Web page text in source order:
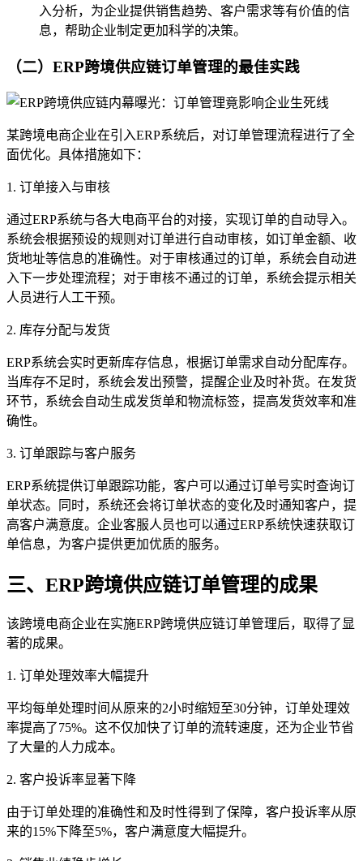
入分析，为企业提供销售趋势、客户需求等有价值的信
息，帮助企业制定更加科学的决策。
（二）ERP跨境供应链订单管理的最佳实践
某跨境电商企业在引入ERP系统后，对订单管理流程进行了全
面优化。具体措施如下：
1. 订单接入与审核
通过ERP系统与各大电商平台的对接，实现订单的自动导入。
系统会根据预设的规则对订单进行自动审核，如订单金额、收
货地址等信息的准确性。对于审核通过的订单，系统会自动进
入下一步处理流程；对于审核不通过的订单，系统会提示相关
人员进行人工干预。
2. 库存分配与发货
ERP系统会实时更新库存信息，根据订单需求自动分配库存。
当库存不足时，系统会发出预警，提醒企业及时补货。在发货
环节，系统会自动生成发货单和物流标签，提高发货效率和准
确性。
3. 订单跟踪与客户服务
ERP系统提供订单跟踪功能，客户可以通过订单号实时查询订
单状态。同时，系统还会将订单状态的变化及时通知客户，提
高客户满意度。企业客服人员也可以通过ERP系统快速获取订
单信息，为客户提供更加优质的服务。
三、ERP跨境供应链订单管理的成果
该跨境电商企业在实施ERP跨境供应链订单管理后，取得了显
著的成果。
1. 订单处理效率大幅提升
平均每单处理时间从原来的2小时缩短至30分钟，订单处理效
率提高了75%。这不仅加快了订单的流转速度，还为企业节省
了大量的人力成本。
2. 客户投诉率显著下降
由于订单处理的准确性和及时性得到了保障，客户投诉率从原
来的15%下降至5%，客户满意度大幅提升。